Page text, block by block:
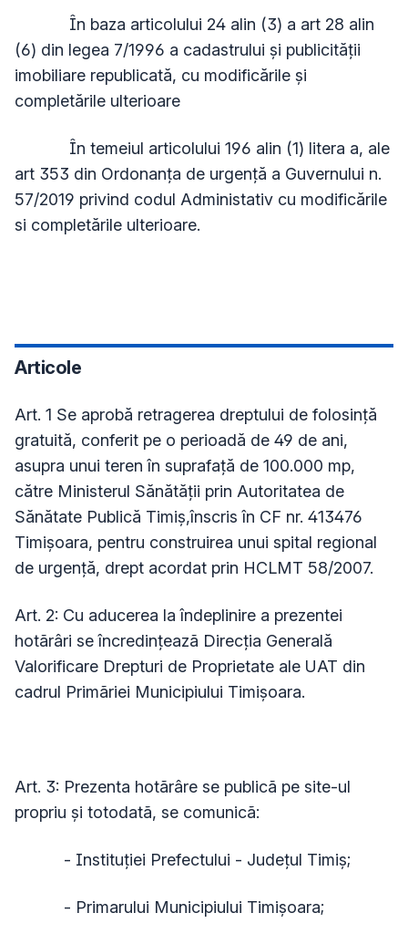
În baza articolului 24 alin (3) a art 28 alin
(6) din legea 7/1996 a cadastrului și publicității
imobiliare republicată, cu modificările și
completările ulterioare
În temeiul articolului 196 alin (1) litera a, ale
art 353 din Ordonanța de urgență a Guvernului n.
57/2019 privind codul Administativ cu modificările
si completările ulterioare.
Articole
Art. 1 Se aprobă retragerea dreptului de folosință
gratuită, conferit pe o perioadă de 49 de ani,
asupra unui teren în suprafață de 100.000 mp,
către Ministerul Sănătății prin Autoritatea de
Sănătate Publică Timiș,înscris în CF nr. 413476
Timișoara, pentru construirea unui spital regional
de urgență, drept acordat prin HCLMT 58/2007.
Art. 2: Cu aducerea la îndeplinire a prezentei
hotãrâri se încredințeazã Direcția Generală
Valorificare Drepturi de Proprietate ale UAT din
cadrul Primãriei Municipiului Timișoara.
Art. 3: Prezenta hotãrâre se publicã pe site-ul
propriu și totodatã, se comunicã:
- Instituției Prefectului - Județul Timiș;
- Primarului Municipiului Timișoara;